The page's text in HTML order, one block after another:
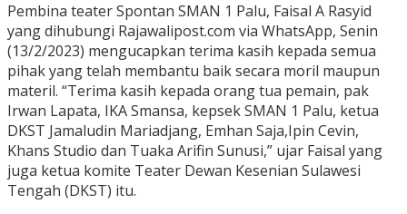
Pembina teater Spontan SMAN 1 Palu, Faisal A Rasyid
yang dihubungi Rajawalipost.com via WhatsApp, Senin
(13/2/2023) mengucapkan terima kasih kepada semua
pihak yang telah membantu baik secara moril maupun
materil. “Terima kasih kepada orang tua pemain, pak
Irwan Lapata, IKA Smansa, kepsek SMAN 1 Palu, ketua
DKST Jamaludin Mariadjang, Emhan Saja,Ipin Cevin,
Khans Studio dan Tuaka Arifin Sunusi,” ujar Faisal yang
juga ketua komite Teater Dewan Kesenian Sulawesi
Tengah (DKST) itu.